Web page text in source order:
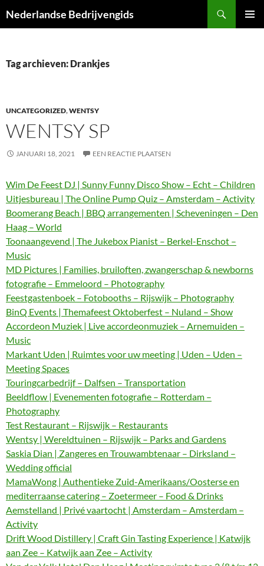
naar
Nederlandse Bedrijvengids
Tag archieven: Drankjes
UNCATEGORIZED,WENTSY
WENTSY SP
JANUARI 18, 2021 EEN REACTIE PLAATSEN
Wim De Feest DJ | Sunny Funny Disco Show – Echt – Children
Uitjesbureau | The Online Pump Quiz – Amsterdam – Activity
Boomerang Beach | BBQ arrangementen | Scheveningen – Den
Haag – World
Toonaangevend | The Jukebox Pianist – Berkel-Enschot –
Music
MD Pictures | Families, bruiloften, zwangerschap & newborns
fotografie – Emmeloord – Photography
Feestgastenboek – Fotobooths – Rijswijk – Photography
BinQ Events | Themafeest Oktoberfest – Nuland – Show
Accordeon Muziek | Live accordeonmuziek – Arnemuiden –
Music
Markant Uden | Ruimtes voor uw meeting | Uden – Uden –
Meeting Spaces
Touringcarbedrijf – Dalfsen – Transportation
Beeldflow | Evenementen fotografie – Rotterdam –
Photography
Test Restaurant – Rijswijk – Restaurants
Wentsy | Wereldtuinen – Rijswijk – Parks and Gardens
Saskia Dian | Zangeres en Trouwambtenaar – Dirksland –
Wedding official
MamaWong | Authentieke Zuid-Amerikaans/Oosterse en
mediterraanse catering – Zoetermeer – Food & Drinks
Aemstelland | Privé vaartocht | Amsterdam – Amsterdam –
Activity
Drift Wood Distillery | Craft Gin Tasting Experience | Katwijk
aan Zee – Katwijk aan Zee – Activity